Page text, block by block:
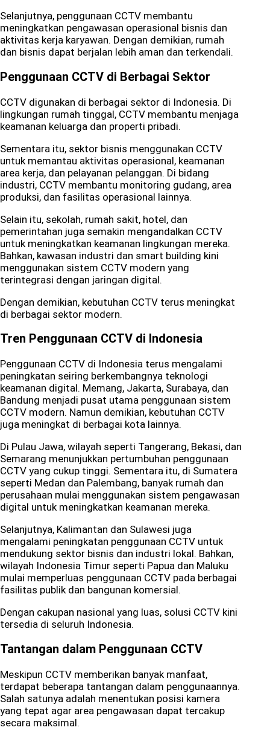
Selanjutnya, penggunaan CCTV membantu
meningkatkan pengawasan operasional bisnis dan
aktivitas kerja karyawan. Dengan demikian, rumah
dan bisnis dapat berjalan lebih aman dan terkendali.
Penggunaan CCTV di Berbagai Sektor
CCTV digunakan di berbagai sektor di Indonesia. Di
lingkungan rumah tinggal, CCTV membantu menjaga
keamanan keluarga dan properti pribadi.
Sementara itu, sektor bisnis menggunakan CCTV
untuk memantau aktivitas operasional, keamanan
area kerja, dan pelayanan pelanggan. Di bidang
industri, CCTV membantu monitoring gudang, area
produksi, dan fasilitas operasional lainnya.
Selain itu, sekolah, rumah sakit, hotel, dan
pemerintahan juga semakin mengandalkan CCTV
untuk meningkatkan keamanan lingkungan mereka.
Bahkan, kawasan industri dan smart building kini
menggunakan sistem CCTV modern yang
terintegrasi dengan jaringan digital.
Dengan demikian, kebutuhan CCTV terus meningkat
di berbagai sektor modern.
Tren Penggunaan CCTV di Indonesia
Penggunaan CCTV di Indonesia terus mengalami
peningkatan seiring berkembangnya teknologi
keamanan digital. Memang, Jakarta, Surabaya, dan
Bandung menjadi pusat utama penggunaan sistem
CCTV modern. Namun demikian, kebutuhan CCTV
juga meningkat di berbagai kota lainnya.
Di Pulau Jawa, wilayah seperti Tangerang, Bekasi, dan
Semarang menunjukkan pertumbuhan penggunaan
CCTV yang cukup tinggi. Sementara itu, di Sumatera
seperti Medan dan Palembang, banyak rumah dan
perusahaan mulai menggunakan sistem pengawasan
digital untuk meningkatkan keamanan mereka.
Selanjutnya, Kalimantan dan Sulawesi juga
mengalami peningkatan penggunaan CCTV untuk
mendukung sektor bisnis dan industri lokal. Bahkan,
wilayah Indonesia Timur seperti Papua dan Maluku
mulai memperluas penggunaan CCTV pada berbagai
fasilitas publik dan bangunan komersial.
Dengan cakupan nasional yang luas, solusi CCTV kini
tersedia di seluruh Indonesia.
Tantangan dalam Penggunaan CCTV
Meskipun CCTV memberikan banyak manfaat,
terdapat beberapa tantangan dalam penggunaannya.
Salah satunya adalah menentukan posisi kamera
yang tepat agar area pengawasan dapat tercakup
secara maksimal.